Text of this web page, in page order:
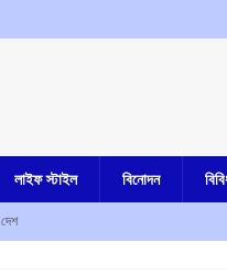
লাইফ স্টাইল বিনোদন